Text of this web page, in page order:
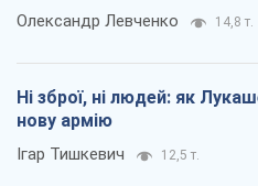
Олександр Левченко 14,8 т.
Ні зброї, ні людей: як
нову армію
Ігар Тишкевич 12,5 т.